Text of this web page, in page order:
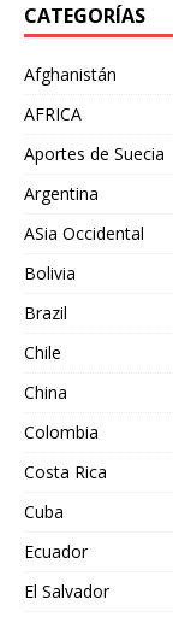
CATEGORÍAS
Afghanistán
AFRICA
Aportes de Suecia
Argentina
ASia Occidental
Bolivia
Brazil
Chile
China
Colombia
Costa Rica
Cuba
Ecuador
El Salvador